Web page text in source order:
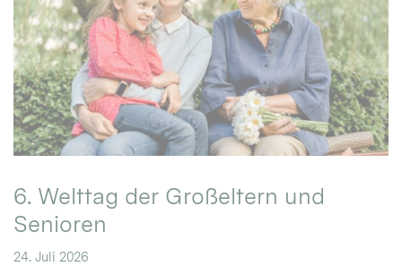
6. Welttag der Großeltern und
Senioren
24. Juli 2026